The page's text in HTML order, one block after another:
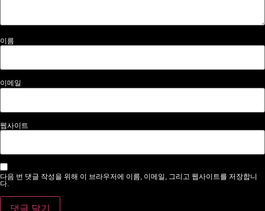
이름
이메일
웹사이트
다음 번 댓글 작성을 위해 이 브라우저에 이름, 이메일, 그리고 웹사이트를 저장합니
다.